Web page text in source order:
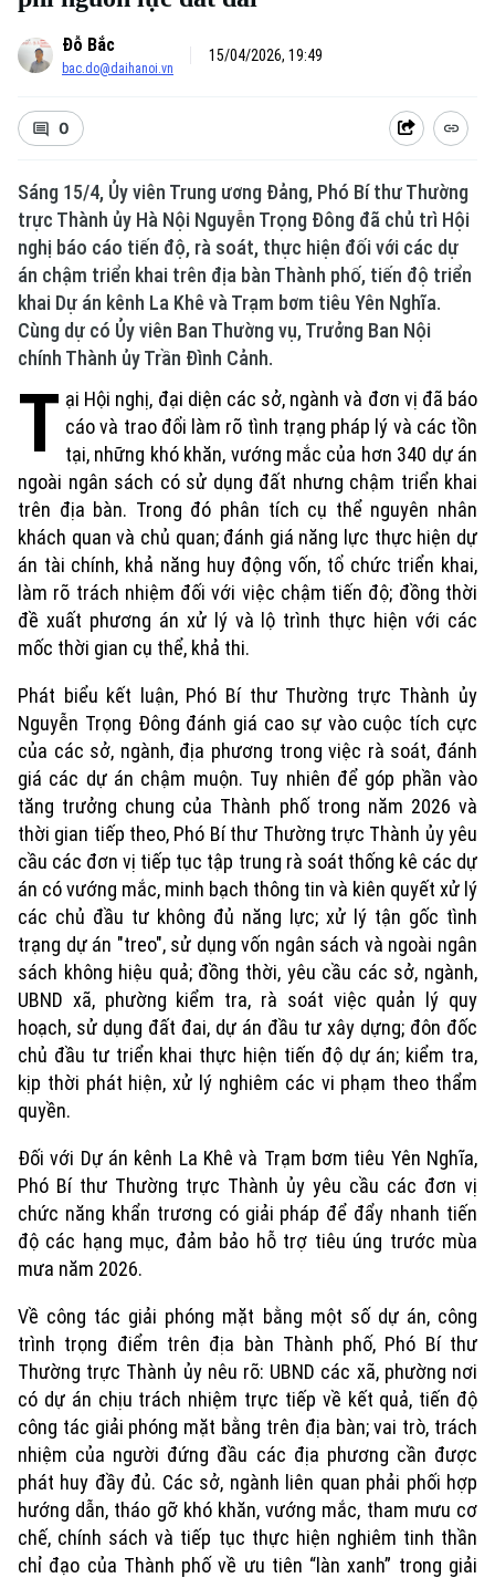
Xu hướng
Đỗ Bắc
bac.do@daihanoi.vn
15/04/2026, 19:49
0
Sáng 15/4, Ủy viên Trung ương Đảng, Phó Bí thư Thường
trực Thành ủy Hà Nội Nguyễn Trọng Đông đã chủ trì Hội
nghị báo cáo tiến độ, rà soát, thực hiện đối với các dự
án chậm triển khai trên địa bàn Thành phố, tiến độ triển
khai Dự án kênh La Khê và Trạm bơm tiêu Yên Nghĩa.
Cùng dự có Ủy viên Ban Thường vụ, Trưởng Ban Nội
chính Thành ủy Trần Đình Cảnh.
T ại Hội nghị, đại diện các sở, ngành và đơn vị đã báo
cáo và trao đổi làm rõ tình trạng pháp lý và các tồn
tại, những khó khăn, vướng mắc của hơn 340 dự án
ngoài ngân sách có sử dụng đất nhưng chậm triển khai
trên địa bàn. Trong đó phân tích cụ thể nguyên nhân
khách quan và chủ quan; đánh giá năng lực thực hiện dự
án tài chính, khả năng huy động vốn, tổ chức triển khai,
làm rõ trách nhiệm đối với việc chậm tiến độ; đồng thời
đề xuất phương án xử lý và lộ trình thực hiện với các
mốc thời gian cụ thể, khả thi.
Phát biểu kết luận, Phó Bí thư Thường trực Thành ủy
Nguyễn Trọng Đông đánh giá cao sự vào cuộc tích cực
của các sở, ngành, địa phương trong việc rà soát, đánh
giá các dự án chậm muộn. Tuy nhiên để góp phần vào
tăng trưởng chung của Thành phố trong năm 2026 và
thời gian tiếp theo, Phó Bí thư Thường trực Thành ủy yêu
cầu các đơn vị tiếp tục tập trung rà soát thống kê các dự
án có vướng mắc, minh bạch thông tin và kiên quyết xử lý
các chủ đầu tư không đủ năng lực; xử lý tận gốc tình
trạng dự án "treo", sử dụng vốn ngân sách và ngoài ngân
sách không hiệu quả; đồng thời, yêu cầu các sở, ngành,
UBND xã, phường kiểm tra, rà soát việc quản lý quy
hoạch, sử dụng đất đai, dự án đầu tư xây dựng; đôn đốc
chủ đầu tư triển khai thực hiện tiến độ dự án; kiểm tra,
kịp thời phát hiện, xử lý nghiêm các vi phạm theo thẩm
quyền.
Đối với Dự án kênh La Khê và Trạm bơm tiêu Yên Nghĩa,
Phó Bí thư Thường trực Thành ủy yêu cầu các đơn vị
chức năng khẩn trương có giải pháp để đẩy nhanh tiến
độ các hạng mục, đảm bảo hỗ trợ tiêu úng trước mùa
mưa năm 2026.
Về công tác giải phóng mặt bằng một số dự án, công
trình trọng điểm trên địa bàn Thành phố, Phó Bí thư
Thường trực Thành ủy nêu rõ: UBND các xã, phường nơi
có dự án chịu trách nhiệm trực tiếp về kết quả, tiến độ
công tác giải phóng mặt bằng trên địa bàn; vai trò, trách
nhiệm của người đứng đầu các địa phương cần được
phát huy đầy đủ. Các sở, ngành liên quan phải phối hợp
hướng dẫn, tháo gỡ khó khăn, vướng mắc, tham mưu cơ
chế, chính sách và tiếp tục thực hiện nghiêm tinh thần
chỉ đạo của Thành phố về ưu tiên “làn xanh” trong giải